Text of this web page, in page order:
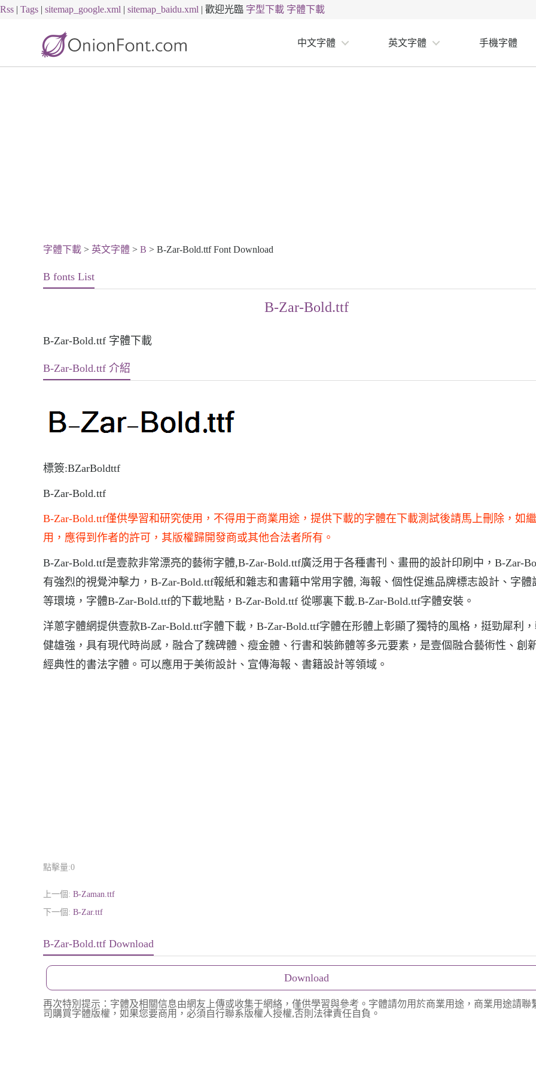
Rss | Tags | sitemap_google.xml | sitemap_baidu.xml | 歡迎光臨 字型下載 字體下載
中文字體 英文字體 手機字體
字體下載 > 英文字體 > B > B-Zar-Bold.ttf Font Download
B fonts List
B-Zar-Bold.ttf
B-Zar-Bold.ttf 字體下載
B-Zar-Bold.ttf 介紹
標簽:BZarBoldttf
B-Zar-Bold.ttf
B-Zar-Bold.ttf僅供學習和研究使用，不得用于商業用途，提供下載的字體在下載測試後請馬上刪除，如
用，應得到作者的許可，其版權歸開發商或其他合法者所有。
B-Zar-Bold.ttf是壹款非常漂亮的藝術字體,B-Zar-Bold.ttf廣泛用于各種書刊、畫冊的設計印刷中，B-Zar-
有強烈的視覺沖擊力，B-Zar-Bold.ttf報紙和雜志和書籍中常用字體, 海報、個性促進品牌標志設計、字體
等環境，字體B-Zar-Bold.ttf的下載地點，B-Zar-Bold.ttf 從哪裏下載.B-Zar-Bold.ttf字體安裝。
洋蔥字體網提供壹款B-Zar-Bold.ttf字體下載，B-Zar-Bold.ttf字體在形體上彰顯了獨特的風格，挺勁犀利
健雄強，具有現代時尚感，融合了魏碑體、瘦金體、行書和裝飾體等多元要素，是壹個融合藝術性、創
經典性的書法字體。可以應用于美術設計、宣傳海報、書籍設計等領域。
點擊量:0
上一個: B-Zaman.ttf
下一個: B-Zar.ttf
B-Zar-Bold.ttf Download
Download
再次特別提示：字體及相關信息由網友上傳或收集于網絡，僅供學習與參考。字體請勿用於商業用途，商業用途請聯
司購買字體版權，如果您要商用，必須自行聯系版權人授權,否則法律責任自負。